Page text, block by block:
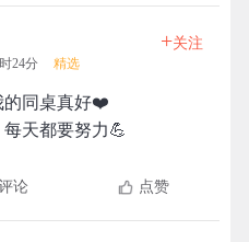
24分 精选
+关注
的同桌真好❤️
天都要努力💪
论 点赞